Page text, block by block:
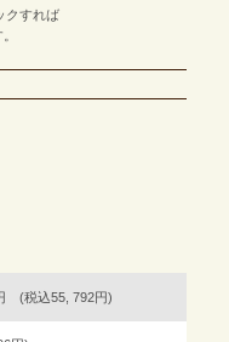
クすれば
(税込55, 792円)